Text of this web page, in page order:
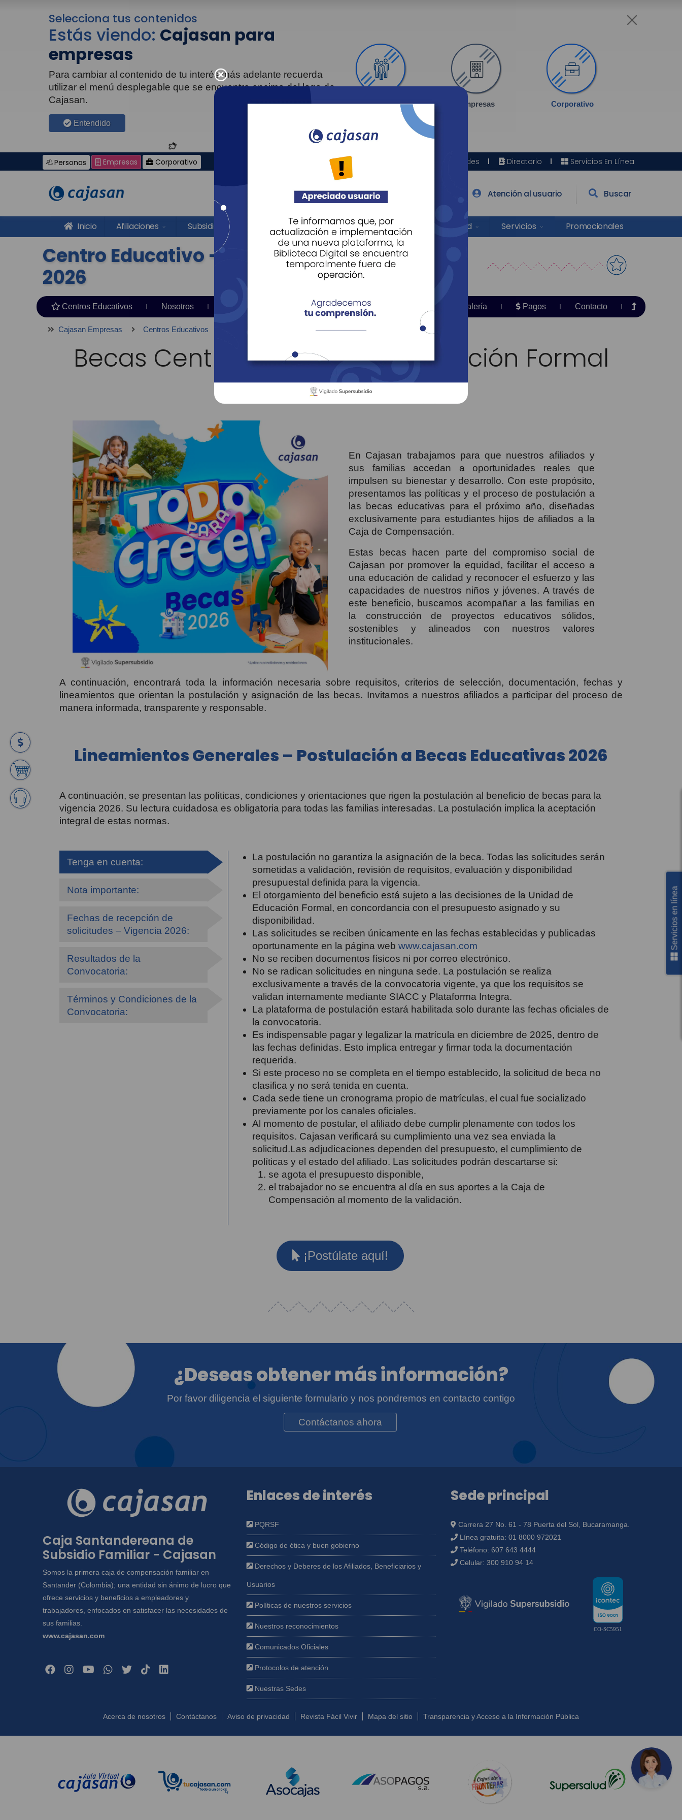
Selecciona tus contenidos
Estás viendo: Cajasan para
empresas
Para cambiar al contenido de tu interés más adelante recuerda
utilizar el menú desplegable que se encuentra encima del logo de
Cajasan.
Entendido
Personas Empresas Corporativo
Personas Empresas Corporativo Sedes Directorio Servicios En Línea
Agéndate Atención al usuario Buscar
Inicio Afiliaciones Subsidios Recreación Educación Cultura Salud Servicios Promocionales
Centro Educativo - Becas Educación Formal
2026
Centros Educativos Nosotros Servicios Complementarios Galería Pagos Contacto
Cajasan Empresas Centros Educativos
Becas Centros Educativos Educación Formal
2026
En Cajasan trabajamos para que nuestros afiliados y
sus familias accedan a oportunidades reales que
impulsen su bienestar y desarrollo. Con este propósito,
presentamos las políticas y el proceso de postulación a
las becas educativas para el próximo año, diseñadas
exclusivamente para estudiantes hijos de afiliados a la
Caja de Compensación.
Estas becas hacen parte del compromiso social de
Cajasan por promover la equidad, facilitar el acceso a
una educación de calidad y reconocer el esfuerzo y las
capacidades de nuestros niños y jóvenes. A través de
este beneficio, buscamos acompañar a las familias en
la construcción de proyectos educativos sólidos,
sostenibles y alineados con nuestros valores
institucionales.
A continuación, encontrará toda la información necesaria sobre requisitos, criterios de selección, documentación, fechas y
lineamientos que orientan la postulación y asignación de las becas. Invitamos a nuestros afiliados a participar del proceso de
manera informada, transparente y responsable.
Lineamientos Generales – Postulación a Becas Educativas 2026
A continuación, se presentan las políticas, condiciones y orientaciones que rigen la postulación al beneficio de becas para la
vigencia 2026. Su lectura cuidadosa es obligatoria para todas las familias interesadas. La postulación implica la aceptación
integral de estas normas.
Tenga en cuenta:
Nota importante:
Fechas de recepción de
solicitudes – Vigencia 2026:
Resultados de la
Convocatoria:
Términos y Condiciones de la
Convocatoria:
La postulación no garantiza la asignación de la beca. Todas las solicitudes serán
sometidas a validación, revisión de requisitos, evaluación y disponibilidad
presupuestal definida para la vigencia.
El otorgamiento del beneficio está sujeto a las decisiones de la Unidad de
Educación Formal, en concordancia con el presupuesto asignado y su
disponibilidad.
Las solicitudes se reciben únicamente en las fechas establecidas y publicadas
oportunamente en la página web www.cajasan.com
No se reciben documentos físicos ni por correo electrónico.
No se radican solicitudes en ninguna sede. La postulación se realiza
exclusivamente a través de la convocatoria vigente, ya que los requisitos se
validan internamente mediante SIACC y Plataforma Integra.
La plataforma de postulación estará habilitada solo durante las fechas oficiales de
la convocatoria.
Es indispensable pagar y legalizar la matrícula en diciembre de 2025, dentro de
las fechas definidas. Esto implica entregar y firmar toda la documentación
requerida.
Si este proceso no se completa en el tiempo establecido, la solicitud de beca no
clasifica y no será tenida en cuenta.
Cada sede tiene un cronograma propio de matrículas, el cual fue socializado
previamente por los canales oficiales.
Al momento de postular, el afiliado debe cumplir plenamente con todos los
requisitos. Cajasan verificará su cumplimiento una vez sea enviada la
solicitud.Las adjudicaciones dependen del presupuesto, el cumplimiento de
políticas y el estado del afiliado. Las solicitudes podrán descartarse si:
se agota el presupuesto disponible,
el trabajador no se encuentra al día en sus aportes a la Caja de
Compensación al momento de la validación.
¡Postúlate aquí!
¿Deseas obtener más información?
Por favor diligencia el siguiente formulario y nos pondremos en contacto contigo
Contáctanos ahora
Caja Santandereana de
Subsidio Familiar - Cajasan
Somos la primera caja de compensación familiar en
Santander (Colombia); una entidad sin ánimo de lucro que
ofrece servicios y beneficios a empleadores y
trabajadores, enfocados en satisfacer las necesidades de
sus familias.
www.cajasan.com
Enlaces de interés
PQRSF
Código de ética y buen gobierno
Derechos y Deberes de los Afiliados, Beneficiarios y
Usuarios
Políticas de nuestros servicios
Nuestros reconocimientos
Comunicados Oficiales
Protocolos de atención
Nuestras Sedes
Sede principal
Carrera 27 No. 61 - 78 Puerta del Sol, Bucaramanga.
Línea gratuita: 01 8000 972021
Teléfono: 607 643 4444
Celular: 300 910 94 14
CO-SC5951
Acerca de nosotros Contáctanos Aviso de privacidad Revista Fácil Vivir Mapa del sitio Transparencia y Acceso a la Información Pública
Servicios en línea